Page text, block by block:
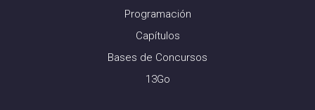
Programación
Capítulos
Bases de Concursos
13Go